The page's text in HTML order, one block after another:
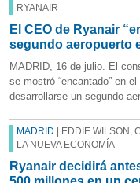
RYANAIR
El CEO de Ryanair
segundo aeropuerto
MADRID, 16 de julio. El
se mostró “encantado” en
desarrollarse un segundo
MADRID | EDDIE WILSON,
LA NUEVA ECONOMÍA
Ryanair decidirá